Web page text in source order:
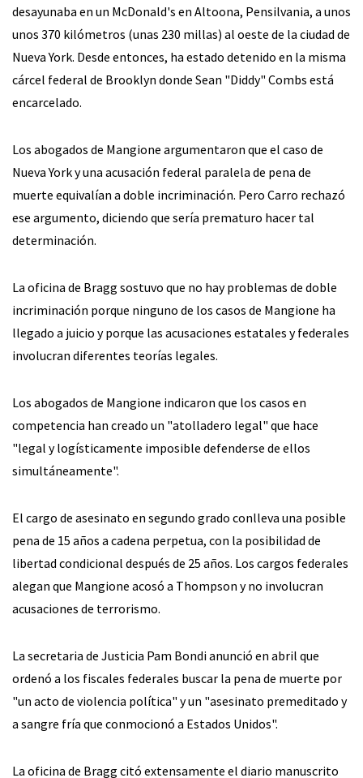
desayunaba en un McDonald's en Altoona, Pensilvania, a unos
unos 370 kilómetros (unas 230 millas) al oeste de la ciudad de
Nueva York. Desde entonces, ha estado detenido en la misma
cárcel federal de Brooklyn donde Sean "Diddy" Combs está
encarcelado.
Los abogados de Mangione argumentaron que el caso de
Nueva York y una acusación federal paralela de pena de
muerte equivalían a doble incriminación. Pero Carro rechazó
ese argumento, diciendo que sería prematuro hacer tal
determinación.
La oficina de Bragg sostuvo que no hay problemas de doble
incriminación porque ninguno de los casos de Mangione ha
llegado a juicio y porque las acusaciones estatales y federales
involucran diferentes teorías legales.
Los abogados de Mangione indicaron que los casos en
competencia han creado un "atolladero legal" que hace
"legal y logísticamente imposible defenderse de ellos
simultáneamente".
El cargo de asesinato en segundo grado conlleva una posible
pena de 15 años a cadena perpetua, con la posibilidad de
libertad condicional después de 25 años. Los cargos federales
alegan que Mangione acosó a Thompson y no involucran
acusaciones de terrorismo.
La secretaria de Justicia Pam Bondi anunció en abril que
ordenó a los fiscales federales buscar la pena de muerte por
"un acto de violencia política" y un "asesinato premeditado y
a sangre fría que conmocionó a Estados Unidos".
La oficina de Bragg citó extensamente el diario manuscrito